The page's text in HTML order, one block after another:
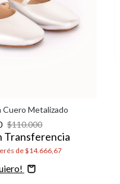
Cuero Metalizado
$110.000
Transferencia
de$14.666,67